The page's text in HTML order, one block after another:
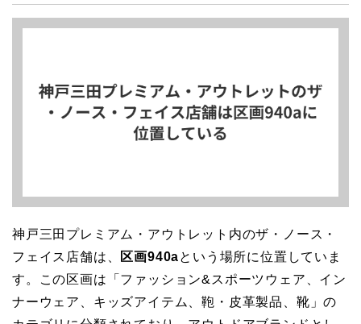
神戸三田プレミアム・アウトレット内のザ・ノース・
フェイス店舗は、
区画940aという場所に位置していま
す。この区画は「ファッション&スポーツウェア、イン
ナーウェア、キッズアイテム、鞄・皮革製品、靴」の